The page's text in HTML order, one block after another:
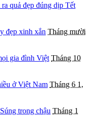
quả đẹp đúng dịp Tết
đẹp xinh xắn Tháng mười
gia đình Việt Tháng 10
ở Việt Nam Tháng 6 1,
trong chậu Tháng 1